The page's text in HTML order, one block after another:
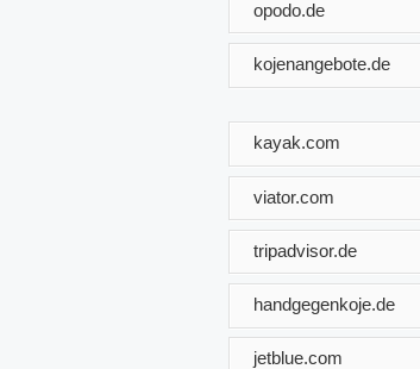
opodo.de
kojenangebote.de
kayak.com
viator.com
tripadvisor.de
handgegenkoje.de
jetblue.com